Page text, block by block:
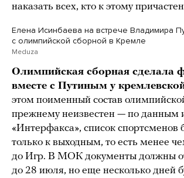
наказать всех, кто к этому
Елена Исинбаева на встрече Владимира
с олимпийской сборной в Кремле
Meduza
Олимпийская сборная сделала
вместе с Путиным у
этом поименный состав
прежнему неизвестен — по данным
«Интерфакса», список спортсменов
только к выходным, то есть менее
до Игр. В МОК документы должны
до 28 июля, но еще несколько дней